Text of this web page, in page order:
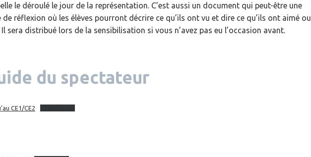
le déroulé le jour de la représentation. C’est aussi un document qui peut-être une
de réflexion où les élèves pourront décrire ce qu’ils ont vu et dire ce qu’ils ont aimé ou
sera distribué lors de la sensibilisation si vous n’avez pas eu l’occasion avant.
du spectateur
CE1/CE2